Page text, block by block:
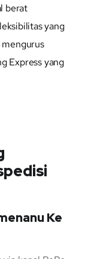
berat
yang
Express yang
Ke